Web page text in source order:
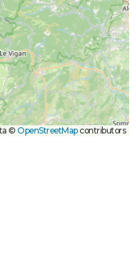
© OpenStreetMapcontributors